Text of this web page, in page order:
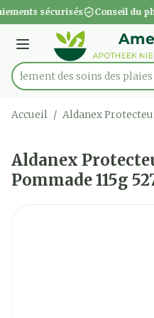
Aller au contenu
1 de 1
sécurisés Conseil du
Menu
Rechercherdes soins des plaies
Accueil / Aldanex
Aldanex
Pommade 115g